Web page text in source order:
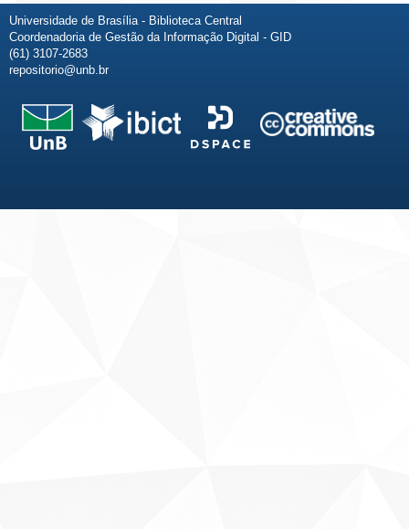
Universidade de Brasília - Biblioteca Central
Coordenadoria de Gestão da Informação Digital - GID
(61) 3107-2683
repositorio@unb.br